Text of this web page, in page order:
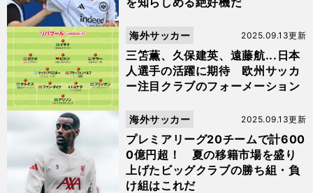
三笘薫、久保建英、遠藤航...日本
人選手の活躍に期待 欧州サッカ
ー注目クラブのフォーメーション
2025.09.13更新
海外サッカー
プレミアリーグ20チームで計600
0億円超！ 夏の移籍市場を盛り
上げたビッグクラブの勝ち組・負
け組はこれだ
2025.09.13更新
海外サッカー